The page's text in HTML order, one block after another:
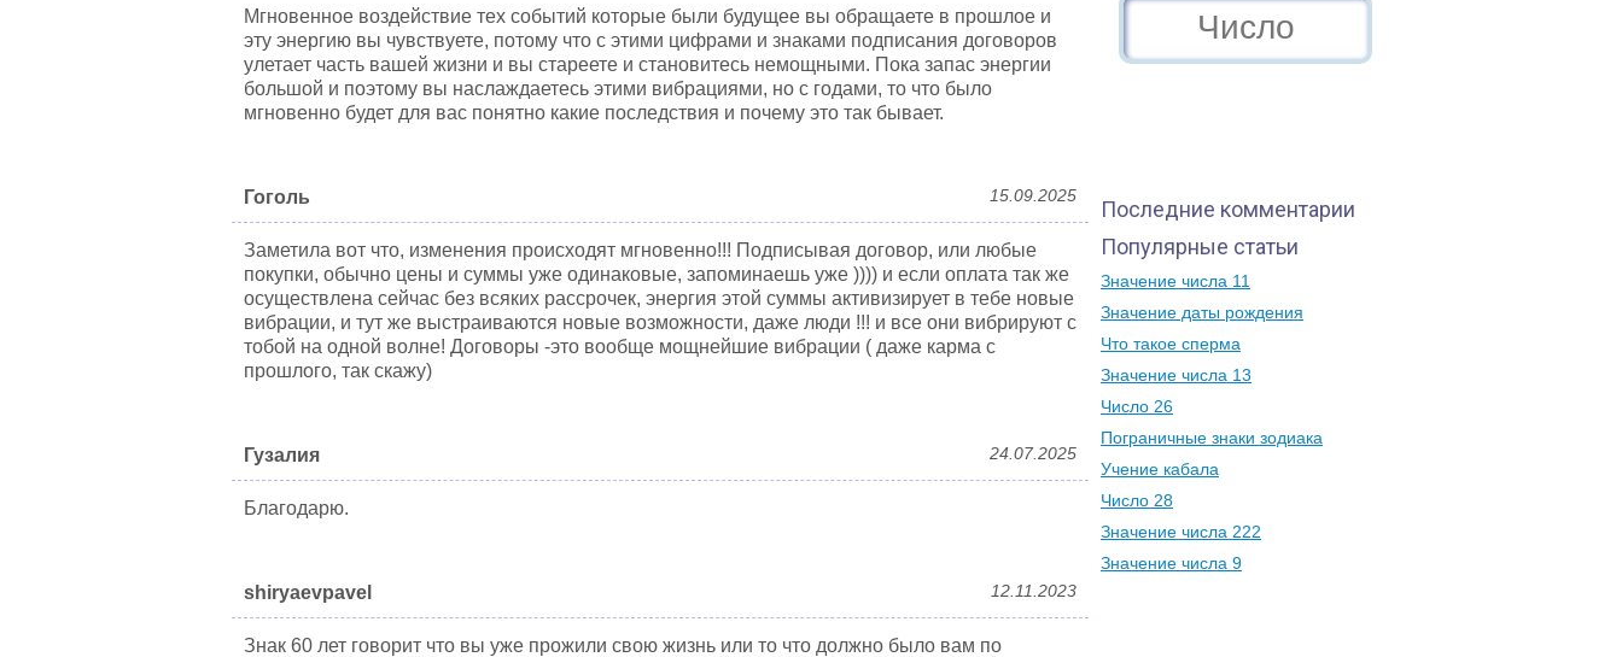
Мгновенное воздействие тех событий которые были будущее вы обращаете в прошлое и
эту энергию вы чувствуете, потому что с этими цифрами и знаками подписания договоров
улетает часть вашей жизни и вы стареете и становитесь немощными. Пока запас энергии
большой и поэтому вы наслаждаетесь этими вибрациями, но с годами, то что было
мгновенно будет для вас понятно какие последствия и почему это так бывает.
Гоголь 15.09.2025
Заметила вот что, изменения происходят мгновенно!!! Подписывая договор, или любые
покупки, обычно цены и суммы уже одинаковые, запоминаешь уже )))) и если оплата так же
осуществлена сейчас без всяких рассрочек, энергия этой суммы активизирует в тебе новые
вибрации, и тут же выстраиваются новые возможности, даже люди !!! и все они вибрируют с
тобой на одной волне! Договоры -это вообще мощнейшие вибрации ( даже карма с
прошлого, так скажу)
Гузалия 24.07.2025
Благодарю.
shiryaevpavel 12.11.2023
Знак 60 лет говорит что вы уже прожили свою жизнь или то что должно было вам по
Последние комментарии
Популярные статьи
Значение числа 11
Значение даты рождения
Что такое сперма
Значение числа 13
Число 26
Пограничные знаки зодиака
Учение кабала
Число 28
Значение числа 222
Значение числа 9